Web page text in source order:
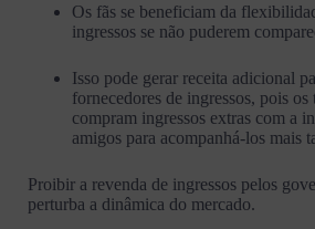
Os fãs se beneficiam da
ingressos se não puderem
Isso pode gerar receita adicional
fornecedores de ingressos, pois
compram ingressos extras com a
amigos para acompanhá-los mais
Proibir a revenda de ingressos pelos
perturba a dinâmica do mercado.